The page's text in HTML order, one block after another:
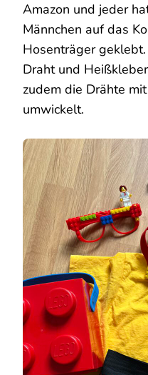
Amazon und jeder
Männchen auf das
Hosenträger
Draht und
zudem die Drähte
umwickelt.